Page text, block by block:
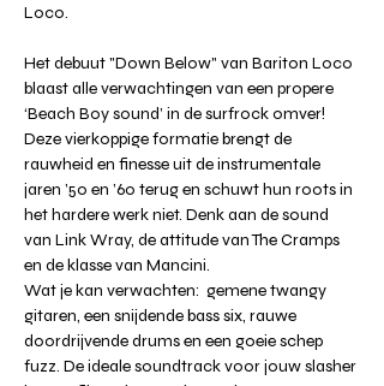
Loco.
Het debuut "Down Below" van Bariton Loco
blaast alle verwachtingen van een propere
‘Beach Boy sound’ in de surfrock omver!
Deze vierkoppige formatie brengt de
rauwheid en finesse uit de instrumentale
jaren ’50 en ’60 terug en schuwt hun roots in
het hardere werk niet. Denk aan de sound
van Link Wray, de attitude van The Cramps
en de klasse van Mancini.
Wat je kan verwachten:  gemene twangy
gitaren, een snijdende bass six, rauwe
doordrijvende drums en een goeie schep
fuzz. De ideale soundtrack voor jouw slasher